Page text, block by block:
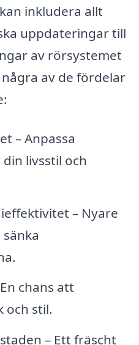
inkludera allt
uppdateringar till
av rörsystemet
av de fördelar
– Anpassa
livsstil och
– Nyare
chans att
och stil.
– Ett fräscht